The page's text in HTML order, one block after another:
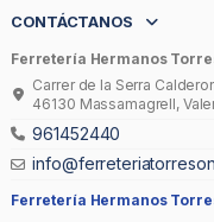
CONTÁCTANOS
Ferretería Hermanos
Carrer de la Serra
46130 Massamagrell,
961452440
Ferretería Hermanos